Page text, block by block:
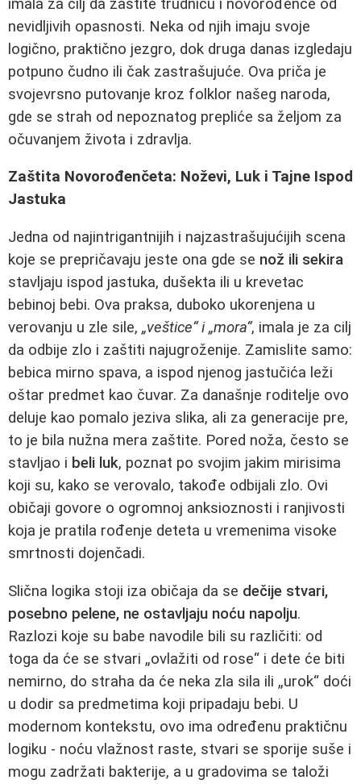
imala za cilj da zaštite trudnicu i novorođenče od
nevidljivih opasnosti. Neka od njih imaju svoje
logično, praktično jezgro, dok druga danas izgledaju
potpuno čudno ili čak zastrašujuće. Ova priča je
svojevrsno putovanje kroz folklor našeg naroda,
gde se strah od nepoznatog prepliće sa željom za
očuvanjem života i zdravlja.
Zaštita Novorođenčeta: Noževi, Luk i Tajne Ispod
Jastuka
Jedna od najintrigantnijih i najzastrašujućijih scena
koje se prepričavaju jeste ona gde se nož ili sekira
stavljaju ispod jastuka, dušekta ili u krevetac
bebinoj bebi. Ova praksa, duboko ukorenjena u
verovanju u zle sile, „veštice“ i „mora“, imala je za cilj
da odbije zlo i zaštiti najugroženije. Zamislite samo:
bebica mirno spava, a ispod njenog jastučića leži
oštar predmet kao čuvar. Za današnje roditelje ovo
deluje kao pomalo jeziva slika, ali za generacije pre,
to je bila nužna mera zaštite. Pored noža, često se
stavljao i beli luk, poznat po svojim jakim mirisima
koji su, kako se verovalo, takođe odbijali zlo. Ovi
običaji govore o ogromnoj anksioznosti i ranjivosti
koja je pratila rođenje deteta u vremenima visoke
smrtnosti dojenčadi.
Slična logika stoji iza običaja da se dečije stvari,
posebno pelene, ne ostavljaju noću napolju.
Razlozi koje su babe navodile bili su različiti: od
toga da će se stvari „ovlažiti od rose“ i dete će biti
nemirno, do straha da će neka zla sila ili „urok“ doći
u dodir sa predmetima koji pripadaju bebi. U
modernom kontekstu, ovo ima određenu praktičnu
logiku - noću vlažnost raste, stvari se sporije suše i
mogu zadržati bakterije, a u gradovima se taloži